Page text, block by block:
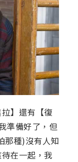
】還有【復
準備好了，但
那種)沒有人知
在一起，我